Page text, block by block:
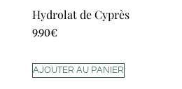
Hydrolat de Cyprès
9.90€
AJOUTER AU PANIER